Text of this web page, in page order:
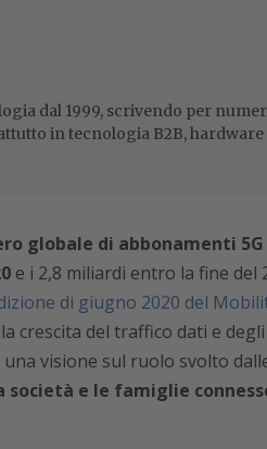
dal 1999, scrivendo per
in tecnologia B2B, hardware
globale di abbonamenti
e i 2,8 miliardi entro la fine del
di giugno 2020 del
crescita del traffico dati e
visione sul ruolo svolto
società e le famiglie